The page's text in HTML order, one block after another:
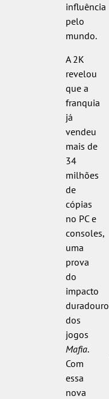
influência
pelo
mundo.
A 2K
revelou
que a
franquia
já
vendeu
mais de
34
milhões
de
cópias
no PC e
consoles,
uma
prova
do
impacto
duradouro
dos
jogos
Mafia.
Com
essa
nova